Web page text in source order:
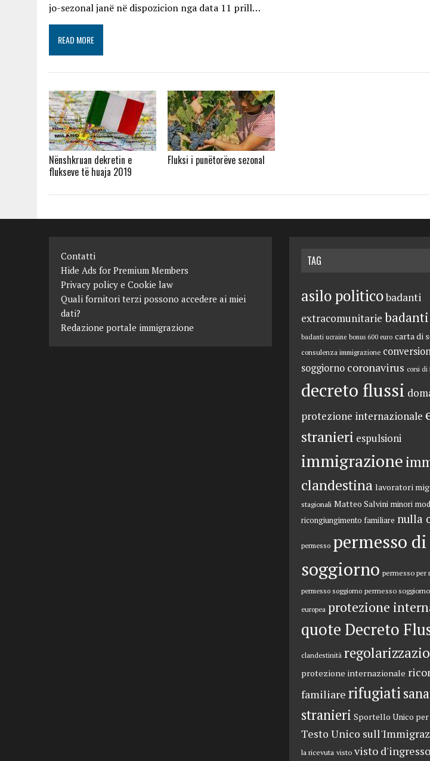
jo-sezonal janë në dispozicion nga data 11 prill…
READ MORE
Nënshkruan dekretin e
flukseve të huaja 2019
Fluksi i punëtorëve sezonal
Contatti
Hide Ads for Premium Members
Privacy policy e Cookie law
Quali fornitori terzi possono accedere ai miei
dati?
Redazione portale immigrazione
TAG
asilo politicobadanti
extracomunitarie
badanti ucraine bonus 600 euro carta di
consulenza immigrazione
soggiorno coronavirus corsi di
decreto flussi
protezione internazionale
stranieri espulsioni
immigrazione
clandestina lavoratori
stagionali Matteo Salvini minori
ricongiungimento familiare nulla
permesso permesso di
soggiorno permesso per
permesso soggiorno permesso
europea protezione
quote Decreto
clandestinità
protezione internazionale
familiare rifugiati
stranieri Sportello Unico per
Testo Unico
la ricevuta visto visto d'ingresso